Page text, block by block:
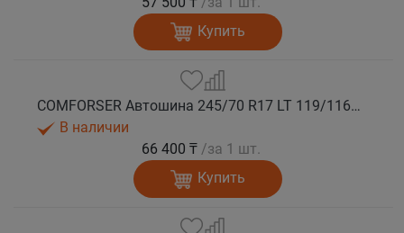
Купить
COMFORSER Автошина 245/70 R17 LT 119/116S CF1100 10PR RWL лето
В наличии
66 400 ₸ /за 1 шт.
Купить